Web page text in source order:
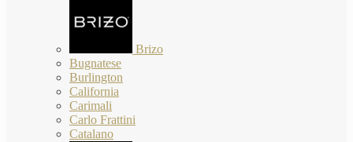
Brizo
Bugnatese
Burlington
California
Carimali
Carlo Frattini
Catalano